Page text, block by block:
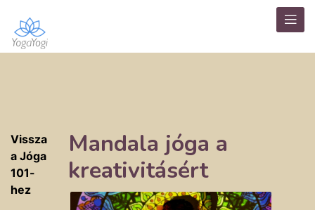
Vissza
a Jóga
101-
hez
Mandala jóga a
kreativitásért